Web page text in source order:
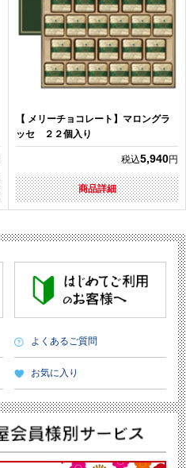
【 メリーチョコレート】マロングラ
ッセ ２２個入り
税込5,940円
商品詳細
よくあるご質問
お気に入り